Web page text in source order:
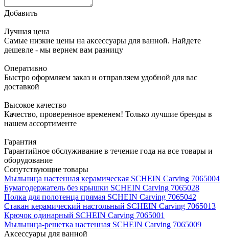
Добавить
Лучшая цена
Самые низкие цены на аксессуары для ванной. Найдете
дешевле - мы вернем вам разницу
Оперативно
Быстро оформляем заказ и отправляем удобной для вас
доставкой
Высокое качество
Качество, проверенное временем! Только лучшие бренды в
нашем ассортименте
Гарантия
Гарантийное обслуживание в течение года на все товары и
оборудование
Сопутствующие товары
Мыльница настенная керамическая SCHEIN Carving 7065004
Бумагодержатель без крышки SCHEIN Carving 7065028
Полка для полотенца прямая SCHEIN Carving 7065042
Стакан керамический настольный SCHEIN Carving 7065013
Крючок одинарный SCHEIN Carving 7065001
Мыльница-решетка настенная SCHEIN Carving 7065009
Аксессуары для ванной